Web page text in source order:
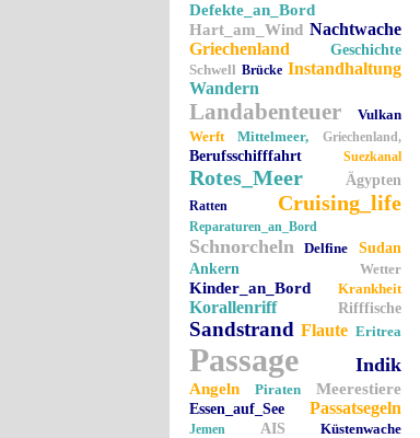
Defekte_an_Bord
Hart_am_Wind Nachtwache
Griechenland
Geschichte
Schwell Brücke Instandhaltung
Wandern
Landabenteuer
Vulkan
Werft
Mittelmeer, Griechenland,
Berufsschifffahrt Suezkanal
Rotes_Meer Ägypten
Ratten Cruising_life
Reparaturen_an_Bord
Schnorcheln Delfine
Sudan
Ankern
Wetter
Kinder_an_Bord Krankheit
Korallenriff Rifffische
Sandstrand Flaute Eritrea
Passage Indik
Angeln Piraten Meerestiere
Essen_auf_See Passatsegeln
Jemen AIS
Küstenwache